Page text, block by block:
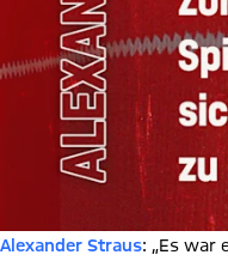
Alexander Straus: „Es war